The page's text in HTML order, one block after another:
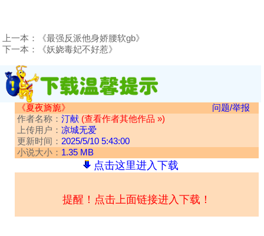
上一本：
《最强反派他身娇腰软gb》
下一本：
《妖娆毒妃不好惹》
《夏夜旖旎》
问题/举报
作者名称： 汀献 (查看作者其他作品 »)
上传用户： 凉城无爱
更新时间： 2025/5/10 5:43:00
小说大小： 1.35 MB
点击这里进入下载
提醒！点击上面链接进入下载！